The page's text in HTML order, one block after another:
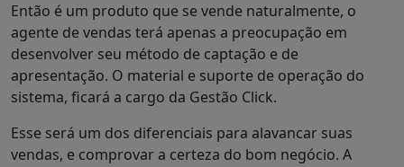
Então é um produto que se vende naturalmente, o
agente de vendas terá apenas a preocupação em
desenvolver seu método de captação e de
apresentação. O material e suporte de operação do
sistema, ficará a cargo da Gestão Click.
Esse será um dos diferenciais para alavancar suas
vendas, e comprovar a certeza do bom negócio. A